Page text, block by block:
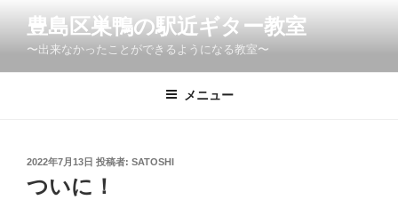
ン
豊島区巣鴨の駅近ギター教室
〜出来なかったことができるようになる教室〜
メニュー
投
日:
2022年7月13日 投稿者: SATOSHI
ついに！